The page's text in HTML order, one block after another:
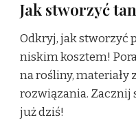
Jak stworzyć
Odkryj, jak stworzyć
niskim kosztem!
na rośliny,
rozwiązania. Zacznij
już dziś!